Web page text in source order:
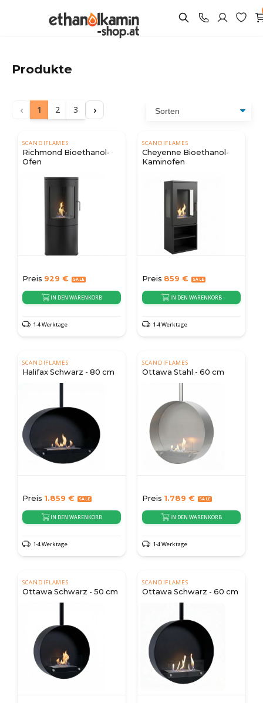
Produkte
‹ 1 2 3 ›
SCANDIFLAMES
Richmond Bioethanol-
Ofen
Preis 929 €
IN DEN WARENKORB
1-4 Werktage
SCANDIFLAMES
Cheyenne Bioethanol-
Kaminofen
Preis 859 €
IN DEN WARENKORB
1-4 Werktage
SCANDIFLAMES
Halifax Schwarz - 80 cm
Preis 1.859 €
IN DEN WARENKORB
1-4 Werktage
SCANDIFLAMES
Ottawa Stahl - 60 cm
Preis 1.789 €
IN DEN WARENKORB
1-4 Werktage
SCANDIFLAMES
Ottawa Schwarz - 50 cm
SCANDIFLAMES
Ottawa Schwarz - 60 cm